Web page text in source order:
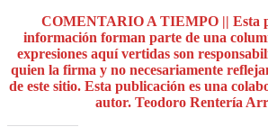
COMENTARIO A TIEMPO || Esta
información forman parte de una
expresiones aquí vertidas son
quien la firma y no necesariamente
de este sitio. Esta publicación es una
autor. Teodoro Rentería